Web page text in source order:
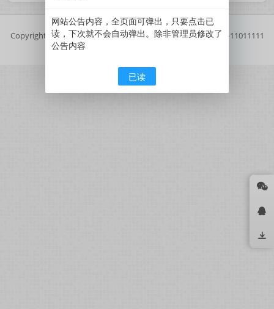
Copyright 2025鲜果博客.基于Z-BlogPHP搭建.// 京ICP备11011111
号
网站公告内容，全页面可弹出，只要点击已
读，下次就不会自动弹出。除非管理员修改了
公告内容
已读